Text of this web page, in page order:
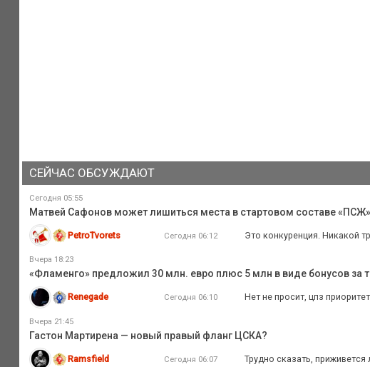
СЕЙЧАС ОБСУЖДАЮТ
Сегодня 05:55
Матвей Сафонов может лишиться места в стартовом составе
PetroTvorets Сегодня 06:12 Это конкуренция. Никакой
Вчера 18:23
«Фламенго» предложил 30 млн. евро плюс 5 млн в виде бонусов за
Renegade Сегодня 06:10 Нет не просит, цпз
Вчера 21:45
Гастон Мартирена — новый правый фланг ЦСКА?
Ramsfield Сегодня 06:07 Трудно сказать, приживется